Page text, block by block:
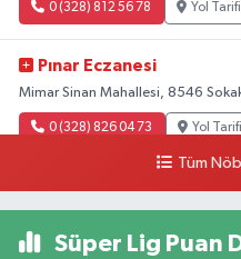
0 (328) 812 56 78 Yol Tarifi
Pınar Eczanesi
Mimar Sinan Mahallesi, 8546
0 (328) 826 04 73 Yol
Tüm
Süper Lig Puan